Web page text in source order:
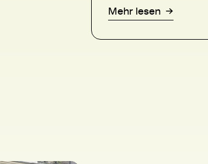
Mehr lesen